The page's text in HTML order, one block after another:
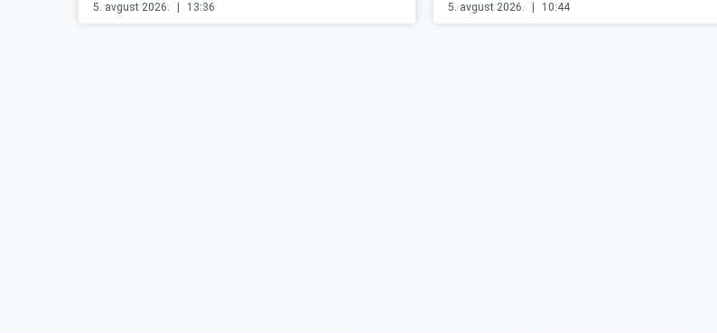
5. avgust 2026. 13:36 5. avgust 2026. 10:44